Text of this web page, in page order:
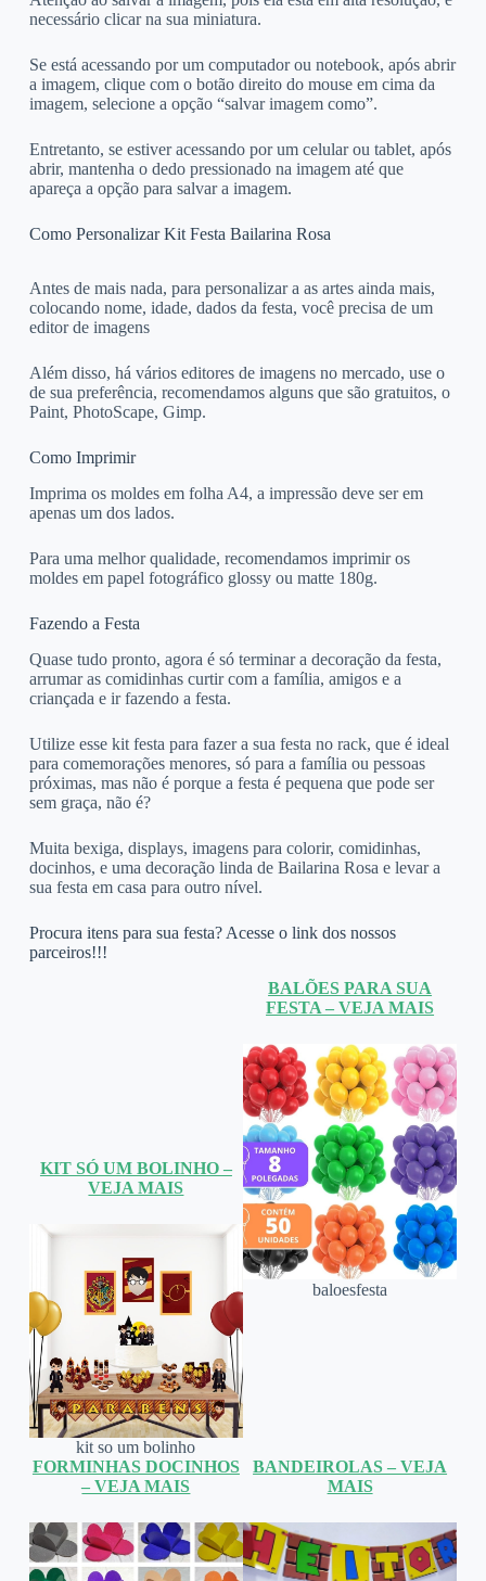
necessário clicar na sua miniatura.
Se está acessando por um computador ou notebook, após abrir
a imagem, clique com o botão direito do mouse em cima da
imagem, selecione a opção “salvar imagem como”.
Entretanto, se estiver acessando por um celular ou tablet, após
abrir, mantenha o dedo pressionado na imagem até que
apareça a opção para salvar a imagem.
Como Personalizar Kit Festa Bailarina Rosa
Antes de mais nada, para personalizar a as artes ainda mais,
colocando nome, idade, dados da festa, você precisa de um
editor de imagens
Além disso, há vários editores de imagens no mercado, use o
de sua preferência, recomendamos alguns que são gratuitos, o
Paint, PhotoScape, Gimp.
Como Imprimir
Imprima os moldes em folha A4, a impressão deve ser em
apenas um dos lados.
Para uma melhor qualidade, recomendamos imprimir os
moldes em papel fotográfico glossy ou matte 180g.
Fazendo a Festa
Quase tudo pronto, agora é só terminar a decoração da festa,
arrumar as comidinhas curtir com a família, amigos e a
criançada e ir fazendo a festa.
Utilize esse kit festa para fazer a sua festa no rack, que é ideal
para comemorações menores, só para a família ou pessoas
próximas, mas não é porque a festa é pequena que pode ser
sem graça, não é?
Muita bexiga, displays, imagens para colorir, comidinhas,
docinhos, e uma decoração linda de Bailarina Rosa e levar a
sua festa em casa para outro nível.
Procura itens para sua festa? Acesse o link dos nossos
parceiros!!!
KIT SÓ UM BOLINHO –
VEJA MAIS
kit so um bolinho
BALÕES PARA SUA
FESTA – VEJA MAIS
baloesfesta
FORMINHAS DOCINHOS
– VEJA MAIS
BANDEIROLAS – VEJA
MAIS